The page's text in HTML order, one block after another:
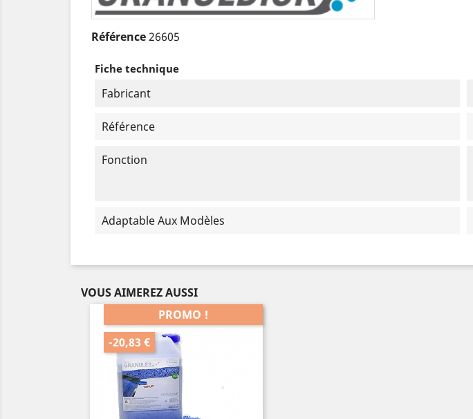
Référence26605
Fiche technique
Fabricant
Référence
Fonction
Adaptable Aux Modèles
VOUS AIMEREZ AUSSI
PROMO !
-20,83 €